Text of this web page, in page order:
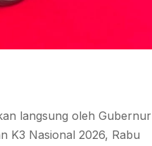
langsung oleh Gubernur
K3 Nasional 2026, Rabu